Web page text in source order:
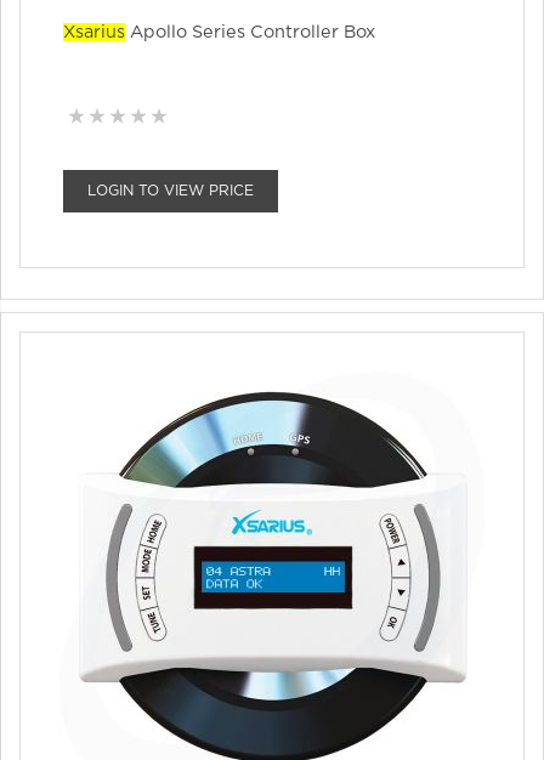
Xsarius Apollo Series Controller Box
LOGIN TO VIEW PRICE